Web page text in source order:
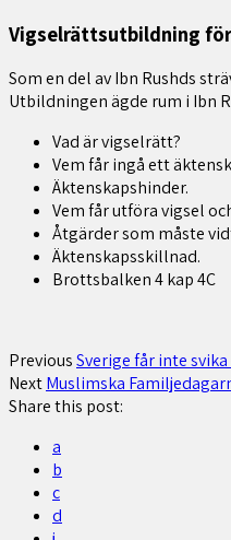
Vigselrättsutbildning
Som en del av Ibn Rushds
Utbildningen ägde rum i Ibn
Vad är vigselrätt?
Vem får ingå ett
Äktenskapshinder.
Vem får utföra vigsel
Åtgärder som måste
Äktenskapsskillnad.
Brottsbalken 4 kap 4C
PreviousSverige får inte
NextMuslimska
Share this post:
a
b
c
d